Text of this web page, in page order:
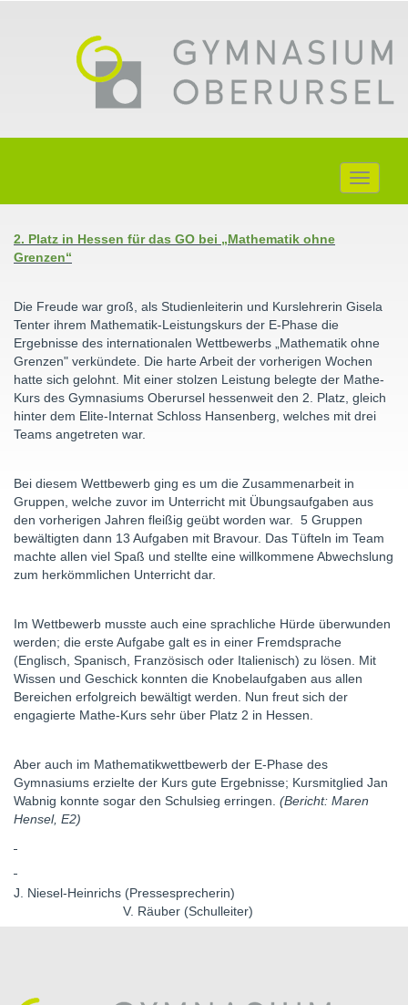
Toggle
2. Platz in Hessen für das GO bei „Mathematik ohne
Grenzen“
Die Freude war groß, als Studienleiterin und Kurslehrerin Gisela
Tenter ihrem Mathematik-Leistungskurs der E-Phase die
Ergebnisse des internationalen Wettbewerbs „Mathematik ohne
Grenzen" verkündete. Die harte Arbeit der vorherigen Wochen
hatte sich gelohnt. Mit einer stolzen Leistung belegte der Mathe-
Kurs des Gymnasiums Oberursel hessenweit den 2. Platz, gleich
hinter dem Elite-Internat Schloss Hansenberg, welches mit drei
Teams angetreten war.
Bei diesem Wettbewerb ging es um die Zusammenarbeit in
Gruppen, welche zuvor im Unterricht mit Übungsaufgaben aus
den vorherigen Jahren fleißig geübt worden war. 5 Gruppen
bewältigten dann 13 Aufgaben mit Bravour. Das Tüfteln im Team
machte allen viel Spaß und stellte eine willkommene Abwechslung
zum herkömmlichen Unterricht dar.
Im Wettbewerb musste auch eine sprachliche Hürde überwunden
werden; die erste Aufgabe galt es in einer Fremdsprache
(Englisch, Spanisch, Französisch oder Italienisch) zu lösen. Mit
Wissen und Geschick konnten die Knobelaufgaben aus allen
Bereichen erfolgreich bewältigt werden. Nun freut sich der
engagierte Mathe-Kurs sehr über Platz 2 in Hessen.
Aber auch im Mathematikwettbewerb der E-Phase des
Gymnasiums erzielte der Kurs gute Ergebnisse; Kursmitglied Jan
Wabnig konnte sogar den Schulsieg erringen. (Bericht: Maren
Hensel, E2)
J. Niesel-Heinrichs (Pressesprecherin)
V. Räuber (Schulleiter)